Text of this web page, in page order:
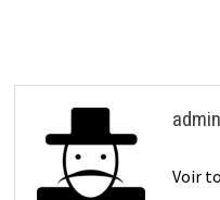
admin
Voir